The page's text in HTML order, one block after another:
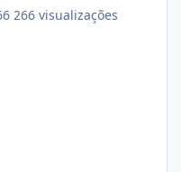
266 visualizações